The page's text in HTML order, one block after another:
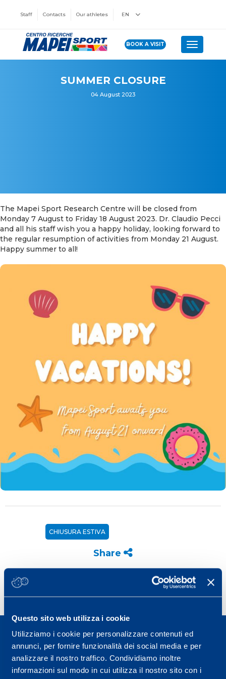
Questo sito web utilizza i cookie
Utilizziamo i cookie per personalizzare contenuti ed
annunci, per fornire funzionalità dei social media e per
analizzare il nostro traffico. Condividiamo inoltre
informazioni sul modo in cui utilizza il nostro sito con i
Staff Contacts Our athletes EN
BOOK A VISIT Toggle
SUMMER CLOSURE
04 August 2023
The Mapei Sport Research Centre will be closed from
Monday 7 August to Friday 18 August 2023. Dr. Claudio Pecci
and all his staff wish you a happy holiday, looking forward to
the regular resumption of activities from Monday 21 August.
Happy summer to all!
CHIUSURA ESTIVA
Share
Sport Service Mapei S.r.l. - Via Busto Fagnano 38,